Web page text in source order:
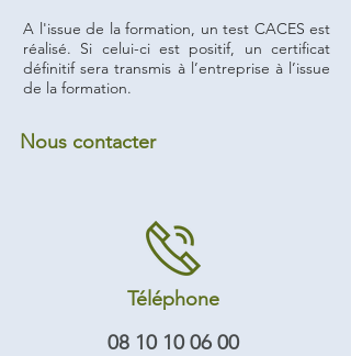
A l'issue de la formation, un test CACES est
réalisé. Si celui-ci est positif, un certificat
définitif sera transmis à l’entreprise à l’issue
de la formation.
Nous contacter
08 10 10 06 00
Téléphone